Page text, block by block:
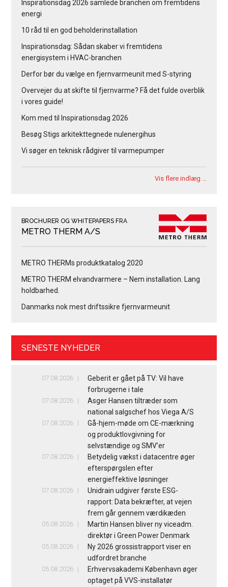
Inspirationsdag 2026 samlede branchen om fremtidens
energi
10 råd til en god beholderinstallation
Inspirationsdag: Sådan skaber vi fremtidens
energisystem i HVAC-branchen
Derfor bør du vælge en fjernvarmeunit med S-styring
Overvejer du at skifte til fjernvarme? Få det fulde overblik
i vores guide!
Kom med til Inspirationsdag 2026
Besøg Stigs arkitekttegnede nulenergihus
Vi søger en teknisk rådgiver til varmepumper
Vis flere indlæg …
BROCHURER OG WHITEPAPERS FRA
METRO THERM A/S
METRO THERMs produktkatalog 2020
METRO THERM elvandvarmere – Nem installation. Lang
holdbarhed.
Danmarks nok mest driftssikre fjernvarmeunit
SENESTE NYHEDER
07.08.2026
Geberit er gået på TV: Vil have
forbrugerne i tale
07.08.2026
Asger Hansen tiltræder som
national salgschef hos Viega A/S
07.08.2026
Gå-hjem-møde om CE-mærkning
og produktlovgivning for
selvstændige og SMV’er
07.08.2026
Betydelig vækst i datacentre øger
efterspørgslen efter
energieffektive løsninger
07.08.2026
Unidrain udgiver første ESG-
rapport: Data bekræfter, at vejen
frem går gennem værdikæden
05.08.2026
Martin Hansen bliver ny viceadm.
direktør i Green Power Denmark
05.08.2026
Ny 2026 grossistrapport viser en
udfordret branche
05.08.2026
Erhvervsakademi København øger
optaget på VVS-installatør